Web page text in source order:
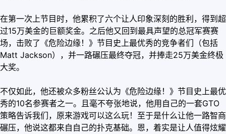
在第一次上节目时，他累积了六个让人印象深刻的胜利，得到超
过15万美金的巨额奖金。之后他又回到最具声望的总冠军赛赛
场，击败了《危险边缘！》节目史上最优秀的竞争者们（包括
Matt Jackson），并一路碾压最终夺冠，并捧走25万美金终极
大奖。
不仅如此，他还被众多粉丝公认为《危险边缘！》节目史上最优
秀的10名参赛者之一。且毫不夸张地说，他用自己的一套GTO
策略告诉我们，原来游戏可以这么玩！至于是什么让他一路智商
碾压，他说这都来自自己的扑克基础。恩，着实是让人值得炫耀